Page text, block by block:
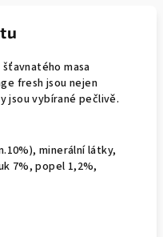
šťavnatého masa
fresh jsou nejen
jsou vybírané pečlivě.
minerální látky,
7%, popel 1,2%,